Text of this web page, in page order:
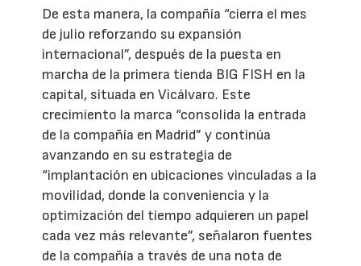
De esta manera, la compañía “cierra el mes
de julio reforzando su expansión
internacional”, después de la puesta en
marcha de la primera tienda BIG FISH en la
capital, situada en Vicálvaro. Este
crecimiento la marca “consolida la entrada
de la compañía en Madrid” y continúa
avanzando en su estrategia de
“implantación en ubicaciones vinculadas a la
movilidad, donde la conveniencia y la
optimización del tiempo adquieren un papel
cada vez más relevante”, señalaron fuentes
de la compañía a través de una nota de